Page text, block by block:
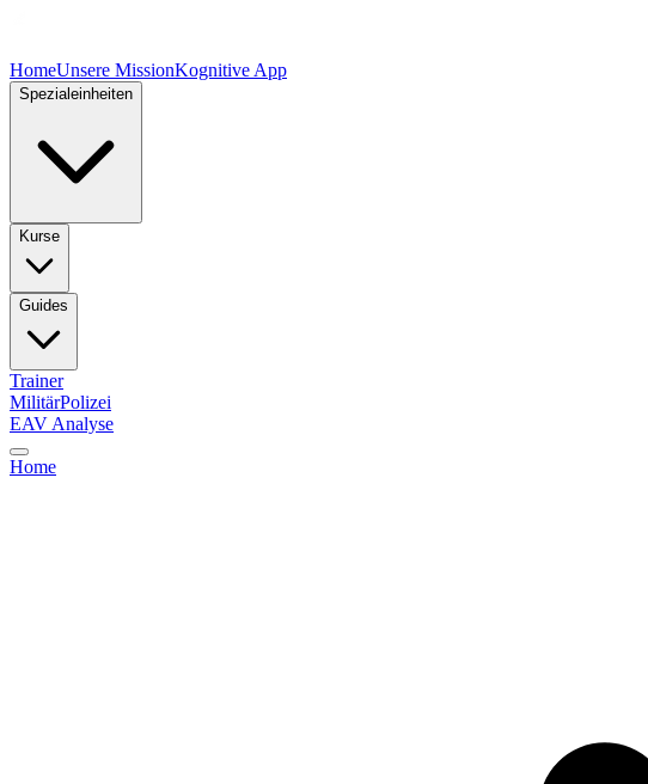
HomeUnsere MissionKognitive App
Spezialeinheiten
Kurse
Guides
Trainer
MilitärPolizei
EAV Analyse
Home